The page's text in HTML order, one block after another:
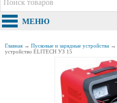
МЕНЮ
Главная → Пусковые и зарядные устройства →
устройство ELITECH УЗ 15